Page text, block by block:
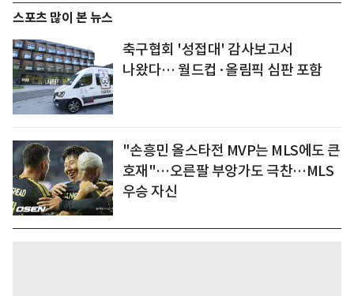
스포츠 많이 본 뉴스
축구협회 '성접대' 감사보고서
나왔다… 월드컵·올림픽 심판 포함
"손흥민 올스타전 MVP는 MLS에도 큰
호재"…오른팔 부앙가도 극찬…MLS
우승 자신